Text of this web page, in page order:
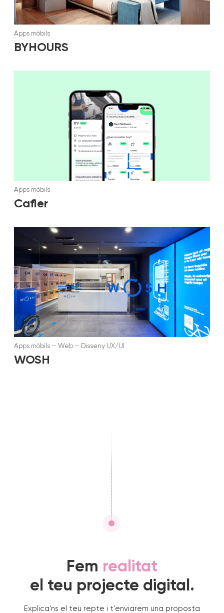
Apps mòbils
BYHOURS
Apps mòbils
Cafler
Apps mòbils — Web — Disseny UX/UI
WOSH
Fem realitat
el teu projecte digital.
Explica'ns el teu repte i t'enviarem una proposta